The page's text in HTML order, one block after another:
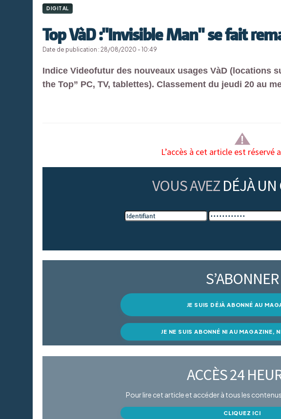
DIGITAL
Top VàD :"Invisible Man" se fait
Date de publication : 28/08/2020 - 10:49
Indice Videofutur des nouveaux usages VàD (locations
the Top” PC, TV, tablettes). Classement du jeudi 20 au
L’accès à cet article est réservé
VOUS AVEZ DÉJÀ
S’ABONNER
JE SUIS DÉJÀ ABONNÉ AU
JE NE SUIS ABONNÉ NI AU MAGAZINE,
ACCÈS 24
Pour lire cet article et accéder à tous les
CLIQUEZ ICI